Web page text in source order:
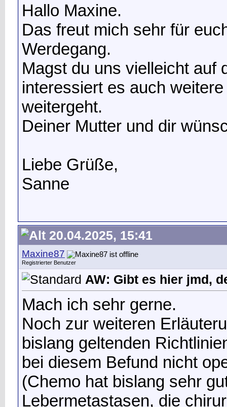
Hallo Maxine.
Das freut mich sehr für
Werdegang.
Magst du uns vielleicht auf
interessiert es auch
weitergeht.
Deiner Mutter und dir
Liebe Grüße,
Sanne
20.04.2025, 15:41
Maxine87
Registrierter Benutzer
AW: Gibt es hier jmd,
Mach ich sehr gerne.
Noch zur weiteren
bislang geltenden
bei diesem Befund nicht
(Chemo hat bislang sehr
Lebermetastasen, die